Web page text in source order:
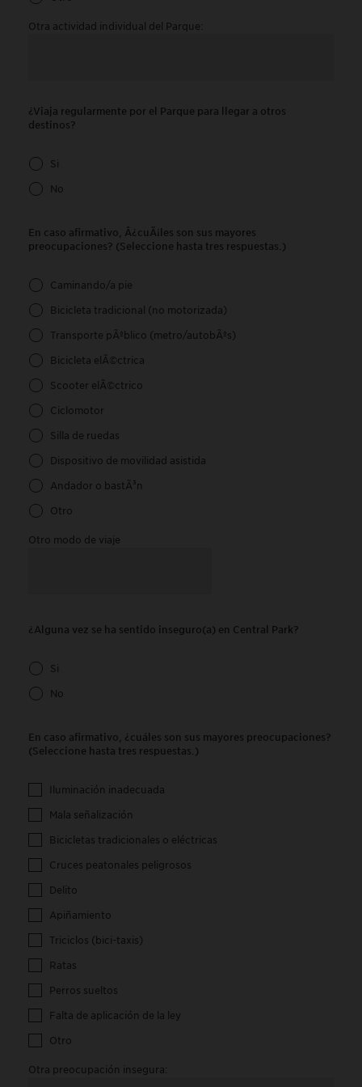
Otra actividad individual del Parque:
¿Viaja regularmente por el Parque para llegar a otros
destinos?
Si
No
En caso afirmativo, Â¿cuÃ¡les son sus mayores
preocupaciones? (Seleccione hasta tres respuestas.)
Caminando/a pie
Bicicleta tradicional (no motorizada)
Transporte pÃºblico (metro/autobÃºs)
Bicicleta elÃ©ctrica
Scooter elÃ©ctrico
Ciclomotor
Silla de ruedas
Dispositivo de movilidad asistida
Andador o bastÃ³n
Otro
Otro modo de viaje
¿Alguna vez se ha sentido inseguro(a) en Central Park?
Si
No
En caso afirmativo, ¿cuáles son sus mayores preocupaciones?
(Seleccione hasta tres respuestas.)
Iluminación inadecuada
Mala señalización
Bicicletas tradicionales o eléctricas
Cruces peatonales peligrosos
Delito
Apiñamiento
Triciclos (bici-taxis)
Ratas
Perros sueltos
Falta de aplicación de la ley
Otro
Otra preocupación insegura: